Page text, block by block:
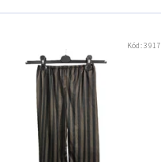
Kód:3917